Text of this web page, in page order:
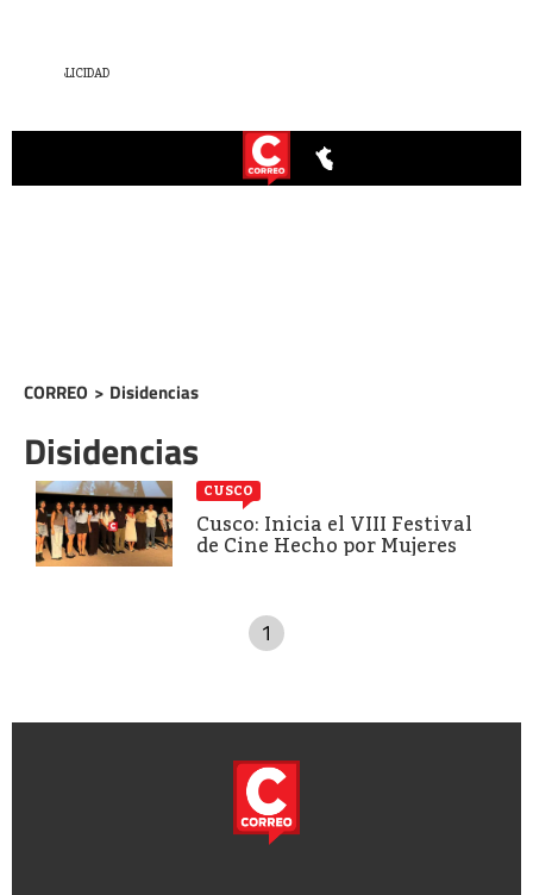
CORREO > Disidencias
Disidencias
CUSCO
Cusco: Inicia el VIII Festival
de Cine Hecho por Mujeres
1